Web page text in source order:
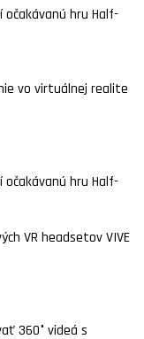
očakávanú hru Half-
vo virtuálnej realite
očakávanú hru Half-
VR headsetov VIVE
360° videá s